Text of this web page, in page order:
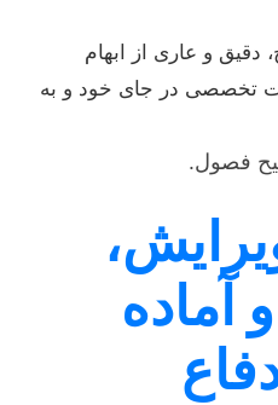
دقیق و عاری از ابهام
تخصصی در جای خود و به
فصول.
آماده